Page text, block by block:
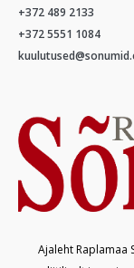
+372 489 2133
+372 5551 1084
Ajaleht Raplamaa